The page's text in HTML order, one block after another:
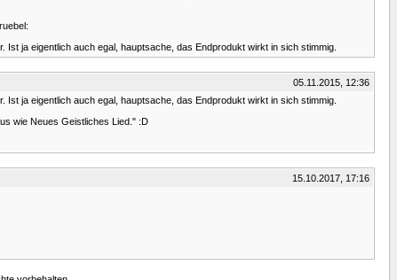
ja eigentlich auch egal, hauptsache, das Endprodukt wirkt in sich stimmig.
05.11.2015, 12:36
ja eigentlich auch egal, hauptsache, das Endprodukt wirkt in sich stimmig.
wie Neues Geistliches Lied." :D
15.10.2017, 17:16